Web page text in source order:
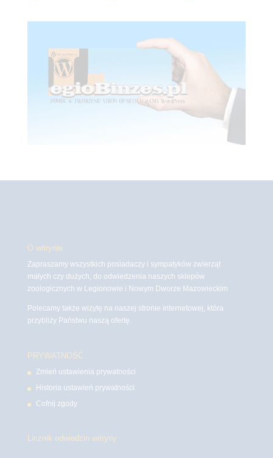
O witrynie
Zapraszamy wszystkich posiadaczy i sympatyków zwierząt
małych czy dużych, do odwiedzenia naszych sklepów
zoologicznych w Legionowie i Nowym Dworze Mazowieckim
Polecamy także wizytę na naszej stronie internetowej, która
przybliży Państwu naszą ofertę.
PRYWATNOŚĆ
Zmień ustawienia prywatności
Historia ustawień prywatności
Cofnij zgody
Licznik odwiedzin witryny